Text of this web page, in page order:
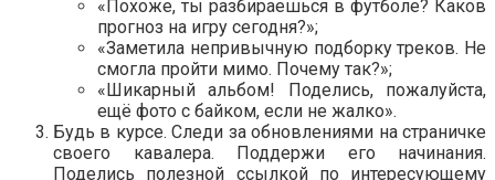
«Похоже, ты разбираешься в футболе? Каков
прогноз на игру сегодня?»;
«Заметила непривычную подборку треков. Не
смогла пройти мимо. Почему так?»;
«Шикарный альбом! Поделись, пожалуйста,
ещё фото с байком, если не жалко».
Будь в курсе. Следи за обновлениями на страничке
своего кавалера. Поддержи его начинания.
Поделись полезной ссылкой по интересующему